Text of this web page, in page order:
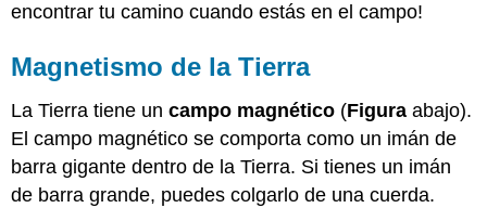
encontrar tu camino cuando estás en el campo!
Magnetismo de la Tierra
La Tierra tiene uncampo magnético (Figura abajo).
El campo magnético se comporta como un imán de
barra gigante dentro de la Tierra. Si tienes un imán
de barra grande, puedes colgarlo de una cuerda.